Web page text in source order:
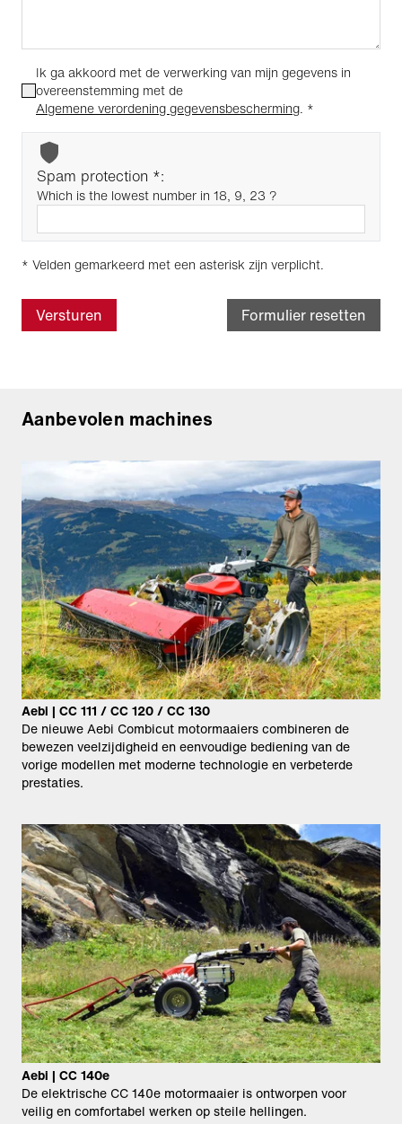
Ik ga akkoord met de verwerking van mijn gegevens in
overeenstemming met de
Algemene verordening gegevensbescherming. *
Spam protection *:
Which is the lowest number in 18, 9, 23 ?
* Velden gemarkeerd met een asterisk zijn verplicht.
Versturen Formulier resetten
Aanbevolen machines
Aebi | CC 111 / CC 120 / CC 130
De nieuwe Aebi Combicut motormaaiers combineren de
bewezen veelzijdigheid en eenvoudige bediening van de
vorige modellen met moderne technologie en verbeterde
prestaties.
Aebi | CC 140e
De elektrische CC 140e motormaaier is ontworpen voor
veilig en comfortabel werken op steile hellingen.